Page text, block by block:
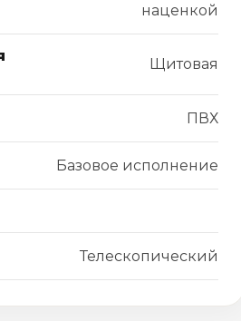
наценкой
Щитовая
ПВХ
Базовое исполнение
Телескопический